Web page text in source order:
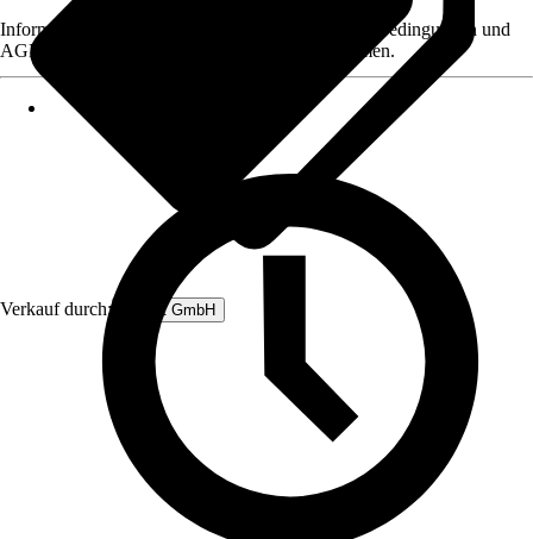
Verkauf durch: Rubart GmbH
Informationen des Verkäufers, wie z. B. Rückgabebedingungen und
AGB, finden Sie bei Klick auf den Verkäufernamen.